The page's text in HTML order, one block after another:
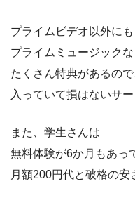
プライムビデオ以外にも
プライムミュージックな
たくさん特典があるので
入っていて損はないサ
また、学生さんは
無料体験が6か月もあっ
月額200円代と破格の安